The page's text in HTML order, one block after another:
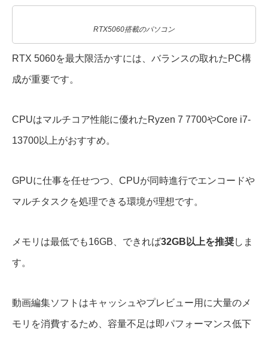
RTX5060搭載のパソコン
RTX 5060を最大限活かすには、バランスの取れたPC構
成が重要です。
CPUはマルチコア性能に優れたRyzen 7 7700やCore i7-
13700以上がおすすめ。
GPUに仕事を任せつつ、CPUが同時進行でエンコードや
マルチタスクを処理できる環境が理想です。
メモリは最低でも16GB、できれば32GB以上を推奨しま
す。
動画編集ソフトはキャッシュやプレビュー用に大量のメ
モリを消費するため、容量不足は即パフォーマンス低下